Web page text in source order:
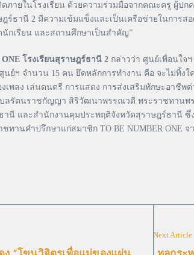
ายในโรงเรียน ด้วยความร่วมมือจากคณะครู ผู้ป
ฎร์ธานี 2 มีความเข้มแข็งและเป็นเครือข่ายในกา
กเรียน และสถานศึกษาเป็นสำคัญ”
โรงเรียนสุราษฎร์ธานี 2 กล่าวว่า ศูนย์เพื่อนใจ
ย์ฯ จำนวน 15 คน ยึดหลักการทำงาน คือ จะไม่ทิ้
เพลง เล่นดนตรี การแสดง การส่งเสริมทักษะอ
ลรัตนราชกัญญา สิริวัฒนาพรรณวดี พระราชทาน
นี และสำนักงานคุมประพฤติจังหวัดสุราษฎร์ธานี
านคำปรึกษาแก่สมาชิก TO BE NUMBER
Next Article